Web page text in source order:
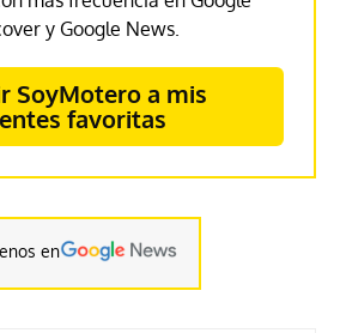
y Google News.
SoyMotero a mis
favoritas
en